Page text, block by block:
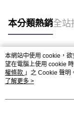
本分類熱銷全站
熱門標籤
本網站中使用 cookie，
望在電腦上使用 cookie
權條款 」之 Cookie 聲明
用條款之 Cookie 聲明使
了解更多 >